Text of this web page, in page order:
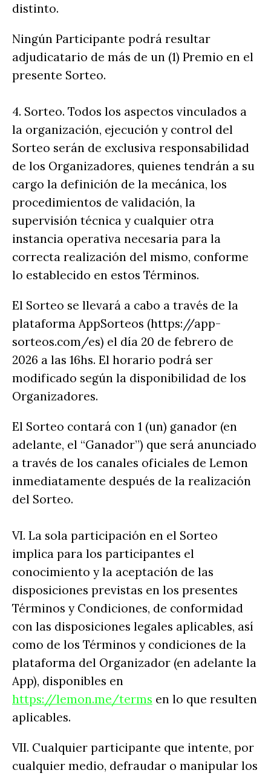
distinto.
Ningún Participante podrá resultar
adjudicatario de más de un (1) Premio en el
presente Sorteo.
4. Sorteo. Todos los aspectos vinculados a
la organización, ejecución y control del
Sorteo serán de exclusiva responsabilidad
de los Organizadores, quienes tendrán a su
cargo la definición de la mecánica, los
procedimientos de validación, la
supervisión técnica y cualquier otra
instancia operativa necesaria para la
correcta realización del mismo, conforme
lo establecido en estos Términos.
El Sorteo se llevará a cabo a través de la
plataforma AppSorteos (https://app-
sorteos.com/es) el día 20 de febrero de
2026 a las 16hs. El horario podrá ser
modificado según la disponibilidad de los
Organizadores.
El Sorteo contará con 1 (un) ganador (en
adelante, el “Ganador”) que será anunciado
a través de los canales oficiales de Lemon
inmediatamente después de la realización
del Sorteo.
VI. La sola participación en el Sorteo
implica para los participantes el
conocimiento y la aceptación de las
disposiciones previstas en los presentes
Términos y Condiciones, de conformidad
con las disposiciones legales aplicables, así
como de los Términos y condiciones de la
plataforma del Organizador (en adelante la
App), disponibles en
https://lemon.me/terms en lo que resulten
aplicables.
VII. Cualquier participante que intente, por
cualquier medio, defraudar o manipular los